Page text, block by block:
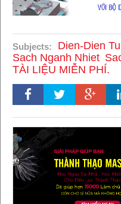
Subjects: Dien-Dien Tu
Sach Nganh Nhiet
TÀI LIỆU MIỄN PHÍ.